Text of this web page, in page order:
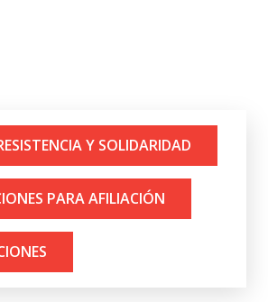
Y SOLIDARIDAD
PARA AFILIACIÓN